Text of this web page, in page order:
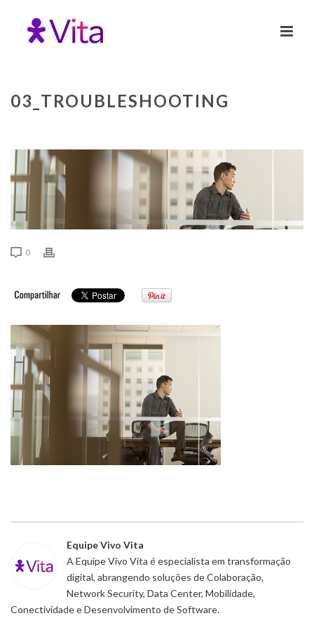
03_TROUBLESHOOTING
0
Equipe Vivo Vita
A Equipe Vivo Vita é especialista em transformação
digital, abrangendo soluções de Colaboração,
Network Security, Data Center, Mobilidade,
Conectividade e Desenvolvimento de Software.